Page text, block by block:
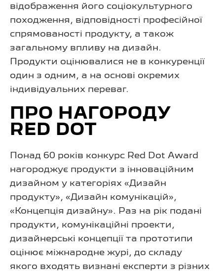
відображення його соціокультурного
походження, відповідності професійної
спрямованості продукту, а також
загальному впливу на дизайн.
Продукти оцінювалися не в конкуренції
один з одним, а на основі окремих
індивідуальних переваг.
ПРО НАГОРОДУ
RED DOT
Понад 60 років конкурс Red Dot Award
нагороджує продукти з інноваційним
дизайном у категоріях «Дизайн
продукту», «Дизайн комунікацій»,
«Концепція дизайну». Раз на рік подані
продукти, комунікаційні проекти,
дизайнерські концепції та прототипи
оцінює міжнародне журі, до складу
якого входять визнані експерти з різних